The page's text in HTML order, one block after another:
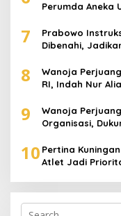
Perumda Aneka
7
Prabowo
Dibenahi,
8
Wanoja
RI, Indah Nur
9
Wanoja
Organisasi,
10 Pertina
Atlet Jadi
Search